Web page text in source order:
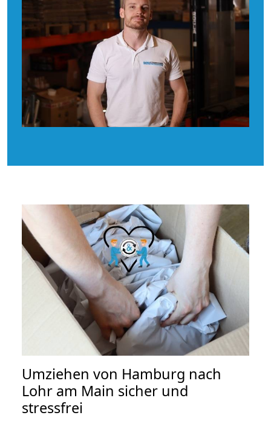
Umziehen von Hamburg nach
Lohr am Main sicher und
stressfrei